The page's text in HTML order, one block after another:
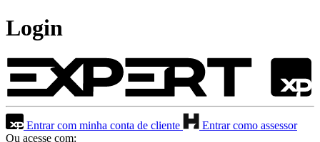
Login
Entrar com minha conta de cliente
Entrar como assessor
Ou acesse com: